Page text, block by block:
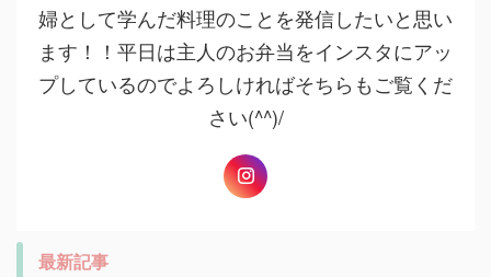
婦として学んだ料理のことを発信したいと思い
ます！！平日は主人のお弁当をインスタにアッ
プしているのでよろしければそちらもご覧くだ
さい(^^)/
最新記事